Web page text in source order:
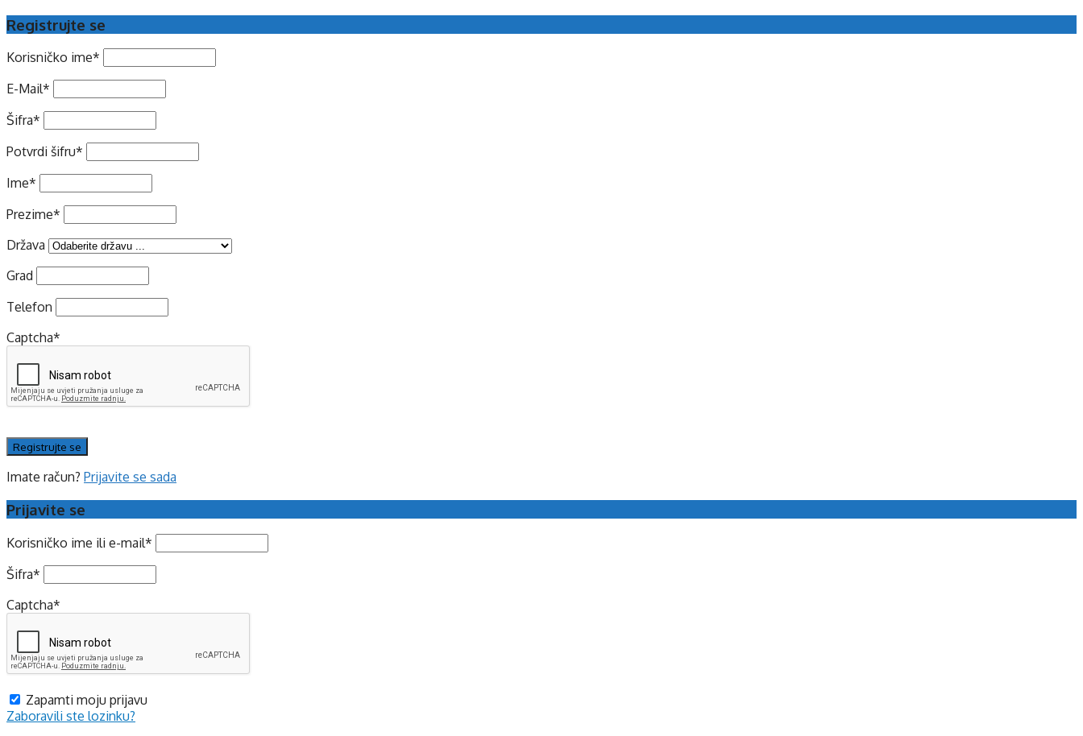
Registrujte se
Korisničko ime*
E-Mail*
Šifra*
Potvrdi šifru*
Ime*
Prezime*
Država
Grad
Telefon
Captcha*
Imate račun? Prijavite se sada
Prijavite se
Korisničko ime ili e-mail*
Šifra*
Captcha*
Zapamti moju prijavu
Zaboravili ste lozinku?